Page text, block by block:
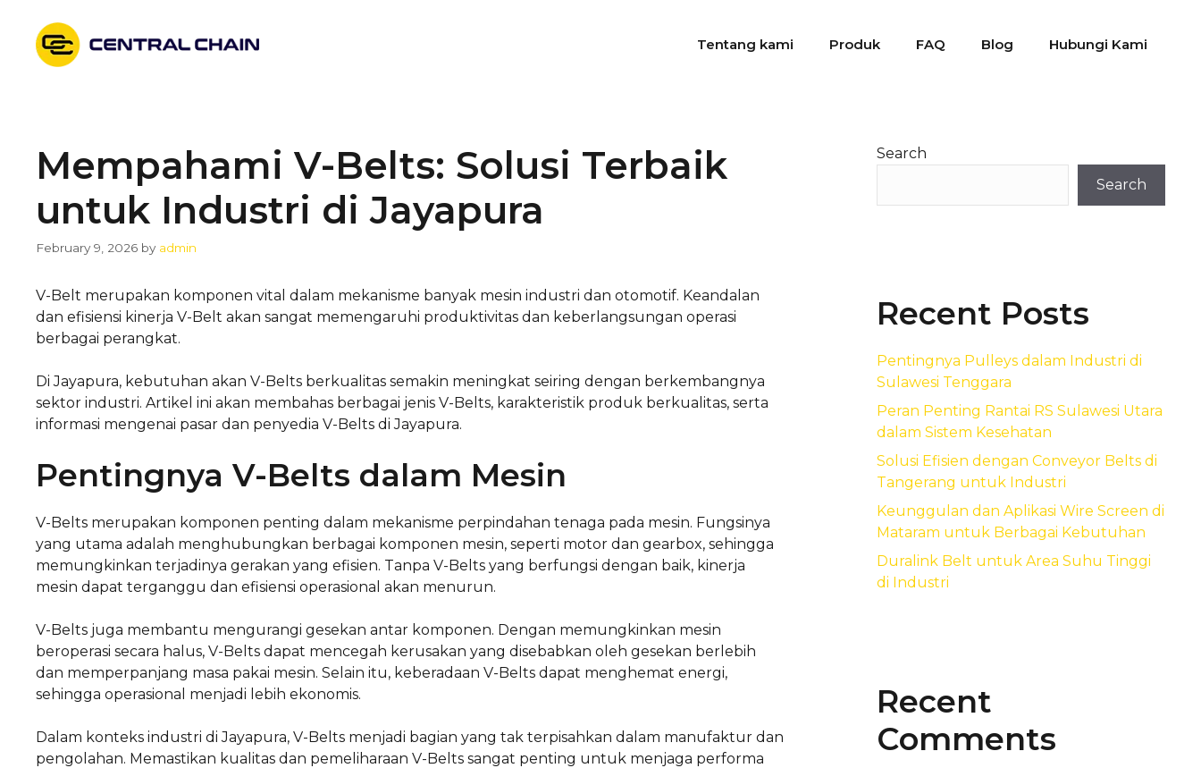
content
Tentang kami Produk FAQ Blog Hubungi Kami
Mempahami V-Belts: Solusi Terbaik
untuk Industri di Jayapura
February 9, 2026 by admin
V-Belt merupakan komponen vital dalam mekanisme banyak mesin industri dan otomotif. Keandalan
dan efisiensi kinerja V-Belt akan sangat memengaruhi produktivitas dan keberlangsungan operasi
berbagai perangkat.
Di Jayapura, kebutuhan akan V-Belts berkualitas semakin meningkat seiring dengan berkembangnya
sektor industri. Artikel ini akan membahas berbagai jenis V-Belts, karakteristik produk berkualitas, serta
informasi mengenai pasar dan penyedia V-Belts di Jayapura.
Pentingnya V-Belts dalam Mesin
V-Belts merupakan komponen penting dalam mekanisme perpindahan tenaga pada mesin. Fungsinya
yang utama adalah menghubungkan berbagai komponen mesin, seperti motor dan gearbox, sehingga
memungkinkan terjadinya gerakan yang efisien. Tanpa V-Belts yang berfungsi dengan baik, kinerja
mesin dapat terganggu dan efisiensi operasional akan menurun.
V-Belts juga membantu mengurangi gesekan antar komponen. Dengan memungkinkan mesin
beroperasi secara halus, V-Belts dapat mencegah kerusakan yang disebabkan oleh gesekan berlebih
dan memperpanjang masa pakai mesin. Selain itu, keberadaan V-Belts dapat menghemat energi,
sehingga operasional menjadi lebih ekonomis.
Dalam konteks industri di Jayapura, V-Belts menjadi bagian yang tak terpisahkan dalam manufaktur dan
pengolahan. Memastikan kualitas dan pemeliharaan V-Belts sangat penting untuk menjaga performa
Search
Search
Recent Posts
Pentingnya Pulleys dalam Industri di
Sulawesi Tenggara
Peran Penting Rantai RS Sulawesi Utara
dalam Sistem Kesehatan
Solusi Efisien dengan Conveyor Belts di
Tangerang untuk Industri
Keunggulan dan Aplikasi Wire Screen di
Mataram untuk Berbagai Kebutuhan
Duralink Belt untuk Area Suhu Tinggi
di Industri
Recent
Comments